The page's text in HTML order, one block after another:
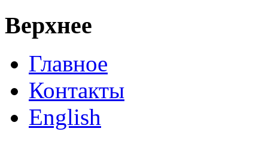
Верхнее
Главное
Контакты
English